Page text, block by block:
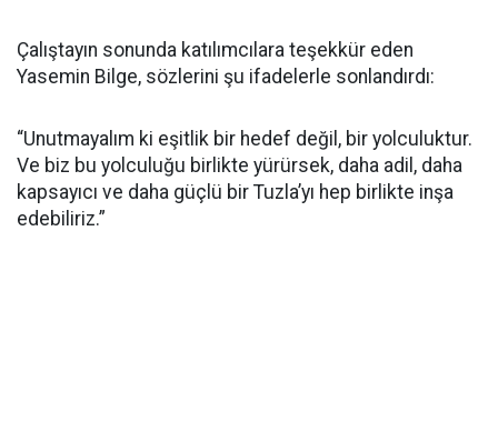
Çalıştayın sonunda katılımcılara teşekkür eden
Yasemin Bilge, sözlerini şu ifadelerle sonlandırdı:
“Unutmayalım ki eşitlik bir hedef değil, bir yolculuktur.
Ve biz bu yolculuğu birlikte yürürsek, daha adil, daha
kapsayıcı ve daha güçlü bir Tuzla’yı hep birlikte inşa
edebiliriz.”